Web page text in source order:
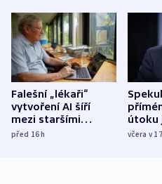
Falešní „lékaři“
vytvoření AI šíří
mezi staršími
Poláky nebezpečné
před 16h
útoku
míní
včera v